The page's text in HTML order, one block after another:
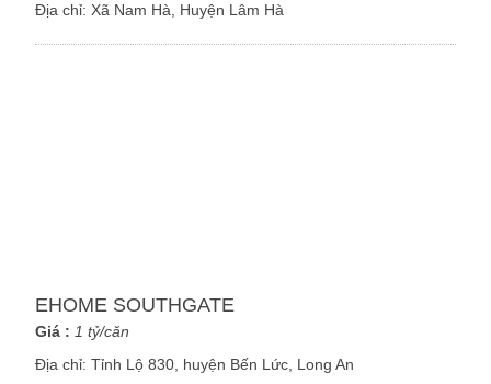
Địa chỉ:Xã Nam Hà, Huyện Lâm Hà
EHOME SOUTHGATE
Giá : 1 tỷ/căn
Địa chỉ:Tỉnh Lộ 830, huyện Bến Lức, Long An